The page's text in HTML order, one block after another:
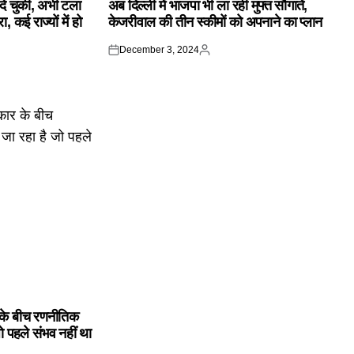
दे चुकी, अभी टला
कई राज्यों में हो
अब दिल्ली में भाजपा भी ला रही मुफ्त सौगातें,
केजरीवाल की तीन स्कीमों को अपनाने का प्लान
Posted
December 3, 2024
Posted
बीच रणनीतिक
पहले संभव नहीं था